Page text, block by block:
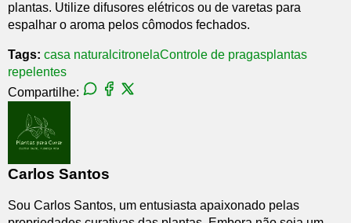
plantas. Utilize difusores elétricos ou de varetas para
espalhar o aroma pelos cômodos fechados.
Tags: casa natural citronelaControle de pragasplantas
repelentes
Compartilhe:
Carlos Santos
Sou Carlos Santos, um entusiasta apaixonado pelas